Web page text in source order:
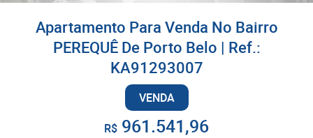
Apartamento Para Venda No Bairro
PEREQUÊ De Porto Belo | Ref.:
KA91293007
VENDA
R$ 961.541,96